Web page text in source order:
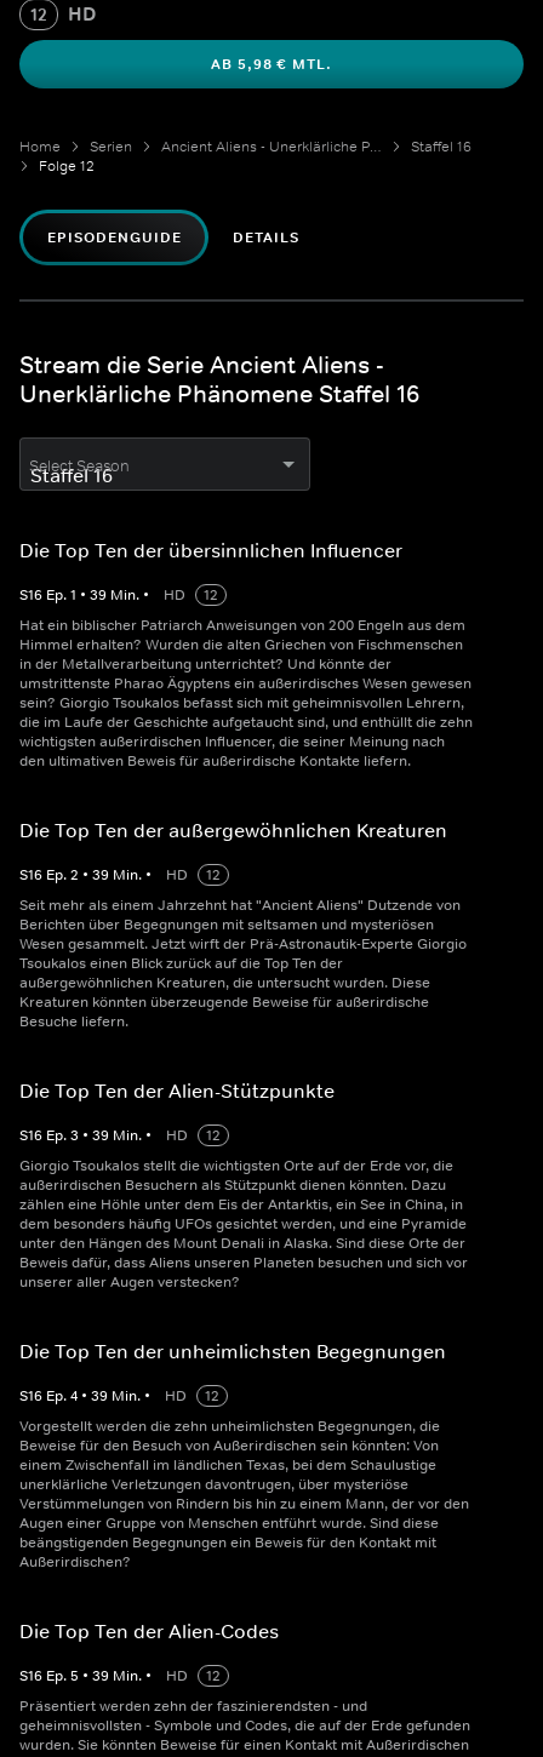
12 HD
AB 5,98 € MTL.
Home Serien Ancient Aliens - Unerklärliche Phänomene
Staffel 16
Folge 12
EPISODENGUIDE DETAILS
Stream die Serie Ancient Aliens -
Unerklärliche Phänomene Staffel 16
Select Season
Die Top Ten der übersinnlichen Influencer
S16 Ep.1 • 39 Min. • HD
12
Hat ein biblischer Patriarch Anweisungen von 200 Engeln aus dem
Himmel erhalten? Wurden die alten Griechen von Fischmenschen
in der Metallverarbeitung unterrichtet? Und könnte der
umstrittenste Pharao Ägyptens ein außerirdisches Wesen gewesen
sein? Giorgio Tsoukalos befasst sich mit geheimnisvollen Lehrern,
die im Laufe der Geschichte aufgetaucht sind, und enthüllt die zehn
wichtigsten außerirdischen Influencer, die seiner Meinung nach
den ultimativen Beweis für außerirdische Kontakte liefern.
Die Top Ten der außergewöhnlichen Kreaturen
S16 Ep.2 • 39 Min. • HD
12
Seit mehr als einem Jahrzehnt hat "Ancient Aliens" Dutzende von
Berichten über Begegnungen mit seltsamen und mysteriösen
Wesen gesammelt. Jetzt wirft der Prä-Astronautik-Experte Giorgio
Tsoukalos einen Blick zurück auf die Top Ten der
außergewöhnlichen Kreaturen, die untersucht wurden. Diese
Kreaturen könnten überzeugende Beweise für außerirdische
Besuche liefern.
Die Top Ten der Alien-Stützpunkte
S16 Ep.3 • 39 Min. • HD
12
Giorgio Tsoukalos stellt die wichtigsten Orte auf der Erde vor, die
außerirdischen Besuchern als Stützpunkt dienen könnten. Dazu
zählen eine Höhle unter dem Eis der Antarktis, ein See in China, in
dem besonders häufig UFOs gesichtet werden, und eine Pyramide
unter den Hängen des Mount Denali in Alaska. Sind diese Orte der
Beweis dafür, dass Aliens unseren Planeten besuchen und sich vor
unserer aller Augen verstecken?
Die Top Ten der unheimlichsten Begegnungen
S16 Ep.4 • 39 Min. • HD
12
Vorgestellt werden die zehn unheimlichsten Begegnungen, die
Beweise für den Besuch von Außerirdischen sein könnten: Von
einem Zwischenfall im ländlichen Texas, bei dem Schaulustige
unerklärliche Verletzungen davontrugen, über mysteriöse
Verstümmelungen von Rindern bis hin zu einem Mann, der vor den
Augen einer Gruppe von Menschen entführt wurde. Sind diese
beängstigenden Begegnungen ein Beweis für den Kontakt mit
Außerirdischen?
Die Top Ten der Alien-Codes
S16 Ep.5 • 39 Min. • HD
12
Präsentiert werden zehn der faszinierendsten - und
geheimnisvollsten - Symbole und Codes, die auf der Erde gefunden
wurden. Sie könnten Beweise für einen Kontakt mit Außerirdischen